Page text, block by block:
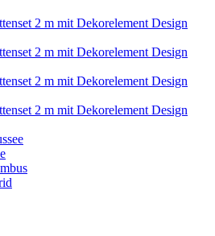
2 m mit Dekorelement Design
2 m mit Dekorelement Design
2 m mit Dekorelement Design
2 m mit Dekorelement Design